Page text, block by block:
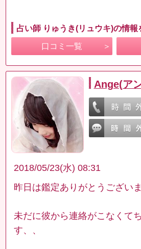
占い師 りゅうき(リュウキ)の情報
口コミ一覧
Ange(ア
2018/05/23(水) 08:31
昨日は鑑定ありがとうござい
未だに彼から連絡がこなくて
す、、